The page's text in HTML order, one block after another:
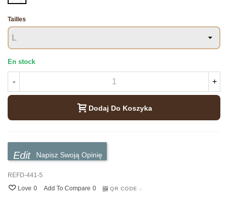
Tailles
En stock
- +
Dodaj Do Koszyka
Napisz Swoją Opinię
REFD-441-5
Love 0 Add To Compare 0 QR CODE